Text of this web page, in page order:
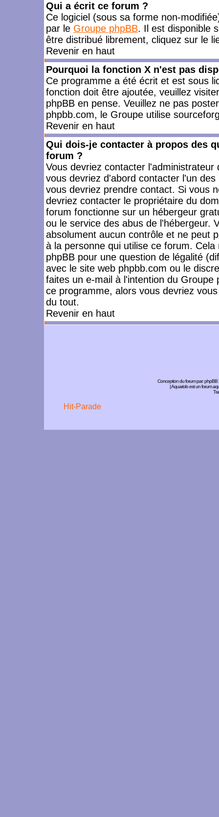
Qui a écrit ce forum ?
Ce logiciel (sous sa forme non-
par le Groupe phpBB. Il est disponible
être distribué librement, cliquez sur le
Revenir en haut
Pourquoi la fonction X n'est pas
Ce programme a été écrit et est sous
fonction doit être ajoutée, veuillez
phpBB en pense. Veuillez ne pas
phpbb.com, le Groupe utilise
Revenir en haut
Qui dois-je contacter à propos des
forum ?
Vous devriez contacter
vous devriez d'abord contacter l'un
vous devriez prendre contact. Si vous
devriez contacter le propriétaire du
forum fonctionne sur un hébergeur
ou le service des abus de l'hébergeur.
absolument aucun contrôle et ne peut
à la personne qui utilise ce forum.
phpBB pour une question de légalité
avec le site web phpbb.com ou le
faites un e-mail à l'intention du
ce programme, alors vous devriez
du tout.
Revenir en haut
Conception du forum par:phpBB
| Aquariolo est un forum